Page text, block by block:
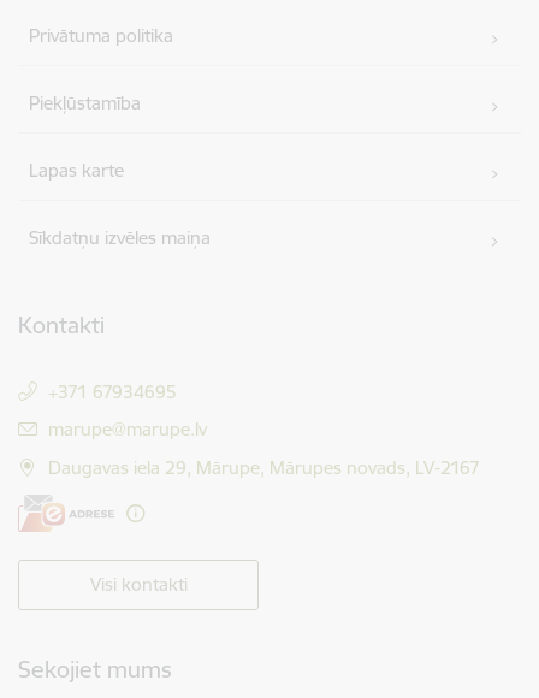
Privātuma politika
Piekļūstamība
Lapas karte
Sīkdatņu izvēles maiņa
Kontakti
+371 67934695
E-pasts:
marupe@marupe.lv
Daugavas iela 29, Mārupe, Mārupes novads, LV-2167
Visi kontakti
Sekojiet mums